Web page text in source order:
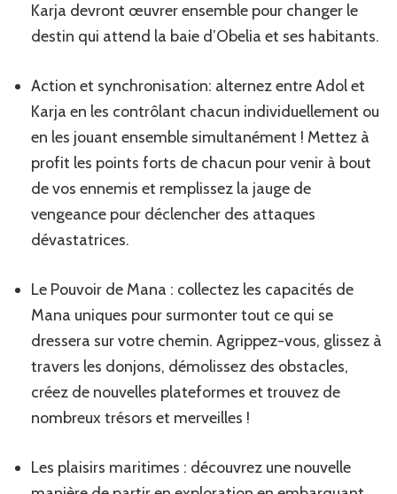
Karja devront œuvrer ensemble pour changer le
destin qui attend la baie d’Obelia et ses habitants.
Action et synchronisation: alternez entre Adol et
Karja en les contrôlant chacun individuellement ou
en les jouant ensemble simultanément ! Mettez à
profit les points forts de chacun pour venir à bout
de vos ennemis et remplissez la jauge de
vengeance pour déclencher des attaques
dévastatrices.
Le Pouvoir de Mana : collectez les capacités de
Mana uniques pour surmonter tout ce qui se
dressera sur votre chemin. Agrippez-vous, glissez à
travers les donjons, démolissez des obstacles,
créez de nouvelles plateformes et trouvez de
nombreux trésors et merveilles !
Les plaisirs maritimes : découvrez une nouvelle